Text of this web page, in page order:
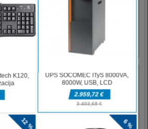
naleteli na kup smešnih zombijev klovnov, ki
vam želijo pojesti glavo! A ne skrbite, saj
boste imeli kopico čarobnih rastlinskih
prijateljev, ki bodo varovali vaše možgane.Na
Tetro Classic
Klasična igra Tetris v html5. Spustite
padajoče bloke in dokončajte vodoravne črte.
Popolne vrstice izginejo iz igre. Uporabite
puščice na tipkovnici ali tipke na zaslonu, če
ste v mobilni napravi.